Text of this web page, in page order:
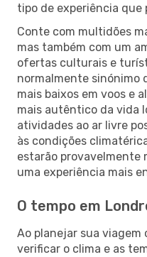
tipo de experiência que
Conte com multidões
mas também com um
ofertas culturais e
normalmente sinónimo
mais baixos em voos e
mais autêntico da vida
atividades ao ar livre
às condições
estarão provavelmente
uma experiência mais
O tempo em
Ao planejar sua viagem
verificar o clima e as